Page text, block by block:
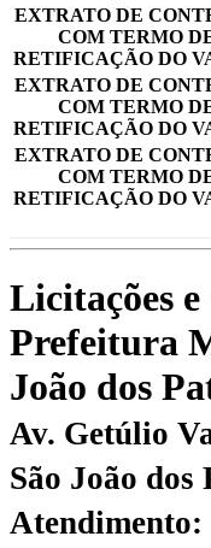
EXTRATO DE
COM TERMO
RETIFICAÇÃO DO
EXTRATO DE
COM TERMO
RETIFICAÇÃO DO
EXTRATO DE
COM TERMO
RETIFICAÇÃO DO
Licitações
Prefeitura
João dos
Av. Getúlio
São João dos
Atendimento: